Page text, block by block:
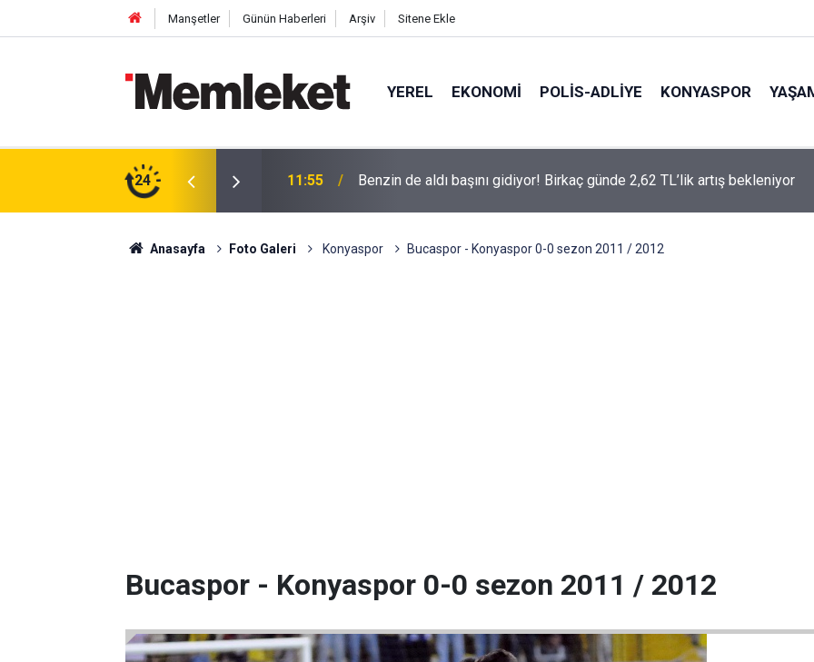
Manşetler Günün Haberleri Arşiv Sitene Ekle
YEREL EKONOMI POLİS-ADLİYE KONYASPOR
24
günde 2,62 TL’lik artış bekleniyor 11:53 Cizan'daki Aramco tesisinde yangın paniği! Husiler saldırıyı duyurdu
Anasayfa Foto Galeri Konyaspor Bucaspor - Konyaspor 0-0 sezon 2011 / 2012
Bucaspor - Konyaspor 0-0 sezon 2011 / 2012